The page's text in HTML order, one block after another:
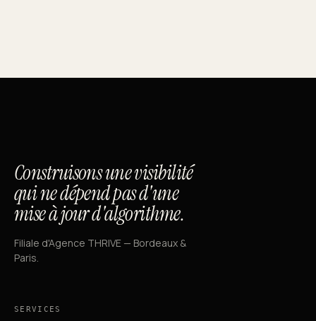
Construisons une visibilité
qui ne dépend pas d'une
mise à jour d'algorithme.
Filiale d'Agence THRIVE — Bordeaux &
Paris.
SERVICES